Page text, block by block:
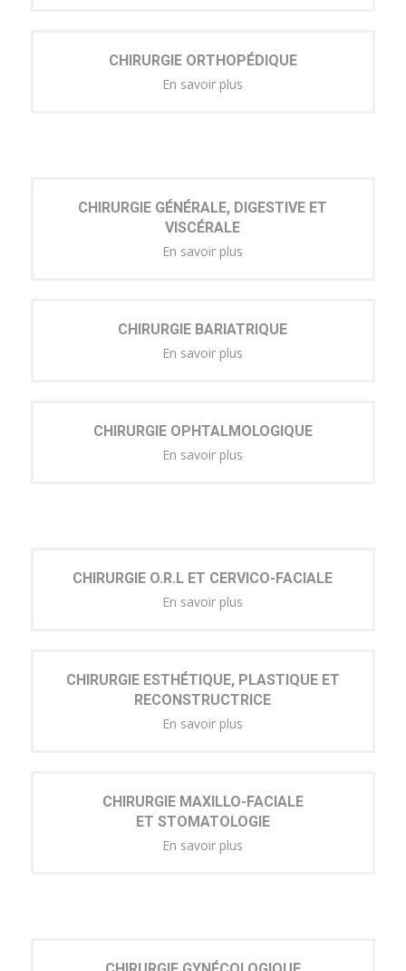
CHIRURGIE ORTHOPÉDIQUE
En savoir plus
CHIRURGIE GÉNÉRALE, DIGESTIVE ET
VISCÉRALE
En savoir plus
CHIRURGIE BARIATRIQUE
En savoir plus
CHIRURGIE OPHTALMOLOGIQUE
En savoir plus
CHIRURGIE O.R.L ET CERVICO-FACIALE
En savoir plus
CHIRURGIE ESTHÉTIQUE, PLASTIQUE ET
RECONSTRUCTRICE
En savoir plus
CHIRURGIE MAXILLO-FACIALE
ET STOMATOLOGIE
En savoir plus